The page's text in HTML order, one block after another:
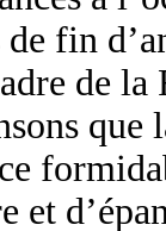
de fin
de la
que
et